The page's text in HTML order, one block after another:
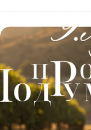
службе
на
Фрушкој
Гори